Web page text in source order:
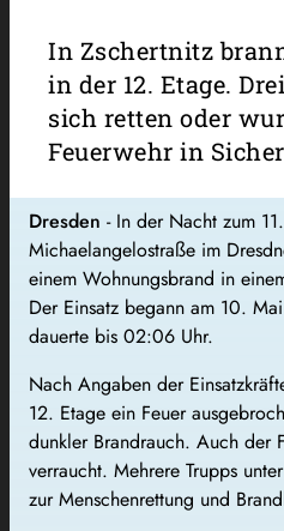
In Zschertnitz
in der 12. Etage.
sich retten oder
Feuerwehr in
Dresden - In der Nacht zum
Michaelangelostraße im
einem Wohnungsbrand in
Der Einsatz begann am 10.
dauerte bis 02:06 Uhr.
Nach Angaben der
12. Etage ein Feuer
dunkler Brandrauch. Auch der
verraucht. Mehrere Trupps
zur Menschenrettung und